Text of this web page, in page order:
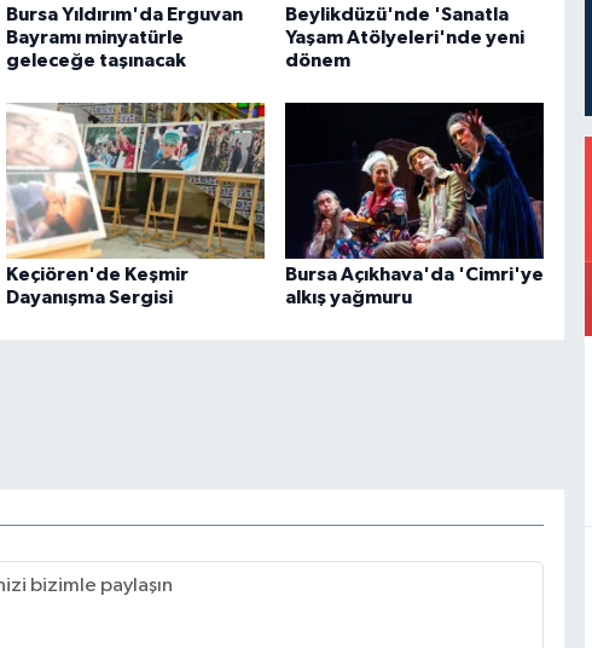
Bursa Yıldırım'da Erguvan
Bayramı minyatürle
geleceğe taşınacak
Beylikdüzü'nde 'Sanatla
Yaşam Atölyeleri'nde yeni
dönem
Keçiören'de Keşmir
Dayanışma Sergisi
Bursa Açıkhava'da 'Cimri'ye
alkış yağmuru